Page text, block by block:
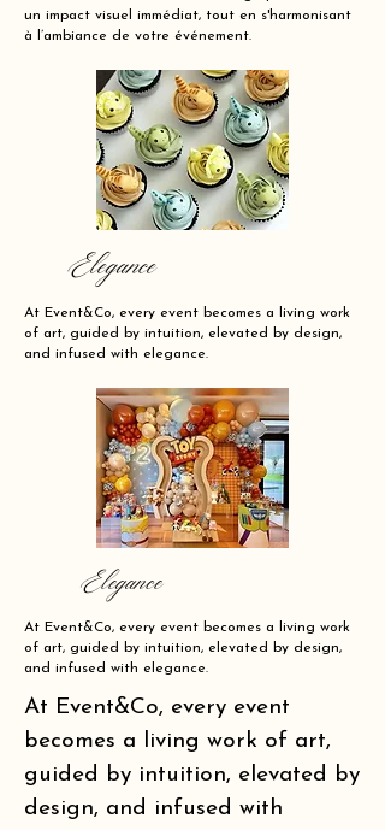
un impact visuel immédiat, tout en s'harmonisant
à l’ambiance de votre événement.
Elegance
At Event&Co, every event becomes a living work
of art, guided by intuition, elevated by design,
and infused with elegance.
Elegance
At Event&Co, every event becomes a living work
of art, guided by intuition, elevated by design,
and infused with elegance.
At Event&Co, every event
becomes a living work of art,
guided by intuition, elevated by
design, and infused with